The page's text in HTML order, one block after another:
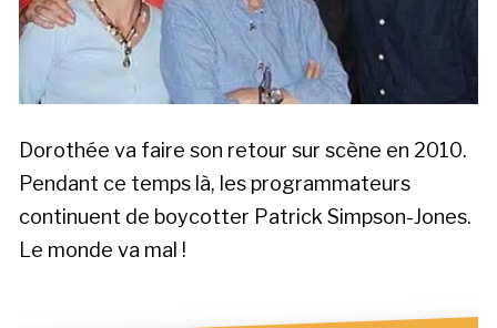
Dorothée va faire son retour sur scène en 2010.
Pendant ce temps là, les programmateurs
continuent de boycotter Patrick Simpson-Jones.
Le monde va mal !